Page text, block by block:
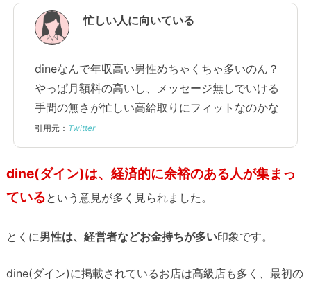
忙しい人に向いている
dineなんで年収高い男性めちゃくちゃ多いのん？
やっぱ月額料の高いし、メッセージ無しでいける
手間の無さが忙しい高給取りにフィットなのかな
引用元： Twitter
dine(ダイン)は、経済的に余裕のある人が集まっ
ているという意見が多く見られました。
とくに男性は、経営者などお金持ちが多い印象です。
dine(ダイン)に掲載されているお店は高級店も多く、最初の